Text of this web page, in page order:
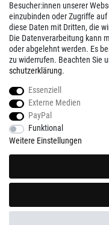
Besucher:innen unserer
einzubinden oder Zugriffe
diese Daten mit Dritten, die
Die Datenverarbeitung kann
oder abgelehnt werden. Es
zu widerrufen. Beachten Sie
schutz­erklärung.
Essenziell
Externe Medien
PayPal
Funktional
Weitere Einstellungen